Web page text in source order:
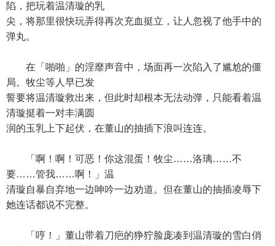
陷，把玩着温清璇的乳
尖，将那里很快玩弄得再次充血挺立，让人忽视了他手中的
弹丸。
在「啪啪」的淫靡声音中，场面再一次陷入了尴尬的僵
局。牧尘等人早已发
誓要将温清璇救出来，但此时却根本无法动弹，只能看着温
清璇挺着一对丰满圆
润的玉乳上下起伏，在董山的抽插下浪叫连连。
「啊！啊！可恶！你这混蛋！牧尘……洛璃……不
要……管我……啊！」温
清璇自暴自弃地一边呻吟一边劝道。但在董山的抽插凌辱下
她连话都说不完整。
「哼！」董山带着刀疤的狰狞脸庞凑到温清璇的雪白俏